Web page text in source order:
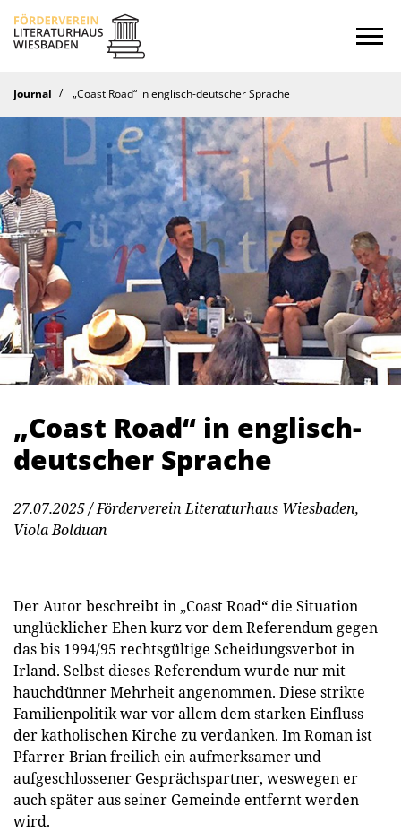
Startseite
Journal
Ins Offene
Literaturforum
Hören
Stipendium
Journal „Coast Road“ in englisch-deutscher Sprache
„Coast Road“ in englisch-
deutscher Sprache
27.07.2025/ Förderverein Literaturhaus Wiesbaden,
Viola Bolduan
Der Autor beschreibt in „Coast Road“ die Situation
unglücklicher Ehen kurz vor dem Referendum gegen
das bis 1994/95 rechtsgültige Scheidungsverbot in
Irland. Selbst dieses Referendum wurde nur mit
hauchdünner Mehrheit angenommen. Diese strikte
Familienpolitik war vor allem dem starken Einfluss
der katholischen Kirche zu verdanken. Im Roman ist
Pfarrer Brian freilich ein aufmerksamer und
aufgeschlossener Gesprächspartner, weswegen er
auch später aus seiner Gemeinde entfernt werden
wird.